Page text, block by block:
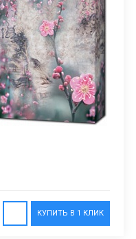
КУПИТЬ В 1 КЛИК